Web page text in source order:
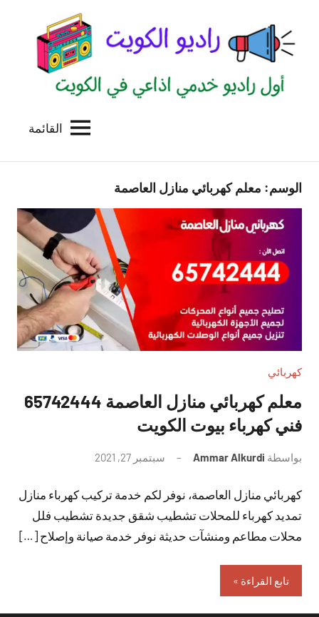
المحتوى
الكويت
للاعلانات
بالكويت
القائمة
الوسم: معلم كهربائي منازل العاصمة
كهربائي
معلم كهربائي منازل العاصمة 65742444
فني كهرباء بيوت الكويت
بواسطة Ammar Alkurdi سبتمبر 27, 2021
تعليقات
كهربائي منازل العاصمة، نوفر لكم خدمة تركيب كهرباء منازل
تمديد كهرباء للمحلات تشطيب شقق جديدة تشطيب فلل
محلات مطاعم ومنشآت حديثة نوفر خدمة صيانة وإصلاح […]
تابع القراءة